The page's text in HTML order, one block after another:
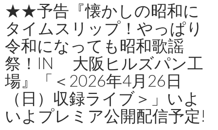
★★予告『懐かしの昭和に
タイムスリップ！やっぱり
令和になっても昭和歌謡
祭！IN 大阪ヒルズパン工
場』「＜2026年4月26日
（日）収録ライブ＞」いよ
いよプレミア公開配信予定!